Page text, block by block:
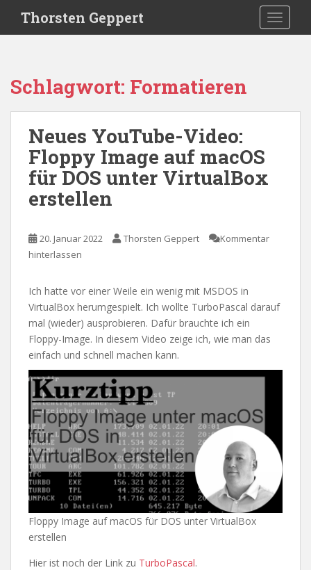
i
Thorsten Geppert
Schlagwort: Formatieren
Neues YouTube-Video:
Floppy Image auf macOS
für DOS unter VirtualBox
erstellen
20. Januar 2022 Thorsten Geppert
Kommentar
hinterlassen
Ich hatte vor einer Weile ein wenig mit MSDOS in
VirtualBox herumgespielt. Ich wollte TurboPascal darauf
mal (wieder) ausprobieren. Dafür brauchte ich ein
Floppy-Image. In diesem Video zeige ich, wie man das
einfach und schnell machen kann.
Floppy Image auf macOS für DOS unter VirtualBox
erstellen
Hier ist noch der Link zu TurboPascal.